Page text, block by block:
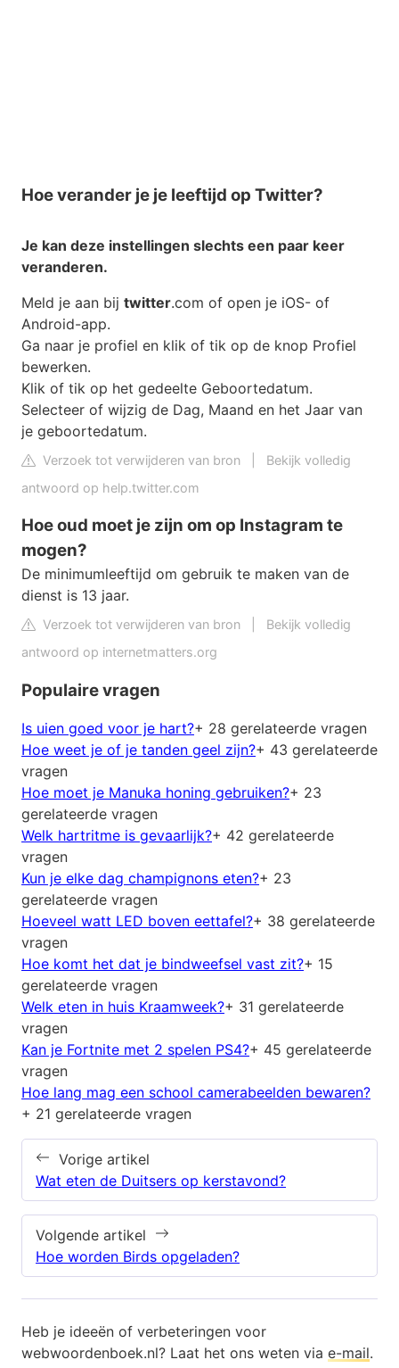
Hoe verander je je leeftijd op Twitter?
Je kan deze instellingen slechts een paar keer
veranderen.
Meld je aan bij twitter.com of open je iOS- of
Android-app.
Ga naar je profiel en klik of tik op de knop Profiel
bewerken.
Klik of tik op het gedeelte Geboortedatum.
Selecteer of wijzig de Dag, Maand en het Jaar van
je geboortedatum.
Verzoek tot verwijderen van bron
Bekijk volledig
antwoord op help.twitter.com
Hoe oud moet je zijn om op Instagram te
mogen?
De minimumleeftijd om gebruik te maken van de
dienst is 13 jaar.
Verzoek tot verwijderen van bron
Bekijk volledig
antwoord op internetmatters.org
Populaire vragen
Is uien goed voor je hart?+ 28 gerelateerde vragen
Hoe weet je of je tanden geel zijn?+ 43 gerelateerde
vragen
Hoe moet je Manuka honing gebruiken?+ 23
gerelateerde vragen
Welk hartritme is gevaarlijk?+ 42 gerelateerde
vragen
Kun je elke dag champignons eten?+ 23
gerelateerde vragen
Hoeveel watt LED boven eettafel?+ 38 gerelateerde
vragen
Hoe komt het dat je bindweefsel vast zit?+ 15
gerelateerde vragen
Welk eten in huis Kraamweek?+ 31 gerelateerde
vragen
Kan je Fortnite met 2 spelen PS4?+ 45 gerelateerde
vragen
Hoe lang mag een school camerabeelden bewaren?
+ 21 gerelateerde vragen
Vorige artikel
Wat eten de Duitsers op kerstavond?
Volgende artikel
Hoe worden Birds opgeladen?
Heb je ideeën of verbeteringen voor
webwoordenboek.nl? Laat het ons weten via e-mail.